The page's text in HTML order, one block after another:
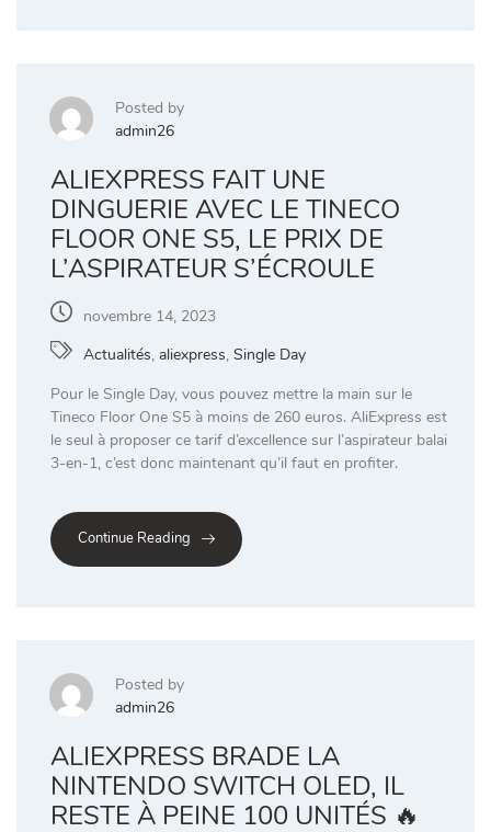
Posted by
admin26
ALIEXPRESS FAIT UNE
DINGUERIE AVEC LE TINECO
FLOOR ONE S5, LE PRIX DE
L’ASPIRATEUR S’ÉCROULE
novembre 14, 2023
Actualités, aliexpress, Single Day
Pour le Single Day, vous pouvez mettre la main sur le
Tineco Floor One S5 à moins de 260 euros. AliExpress est
le seul à proposer ce tarif d’excellence sur l’aspirateur balai
3-en-1, c’est donc maintenant qu’il faut en profiter.
Continue Reading
Posted by
admin26
ALIEXPRESS BRADE LA
NINTENDO SWITCH OLED, IL
RESTE À PEINE 100 UNITÉS 🔥